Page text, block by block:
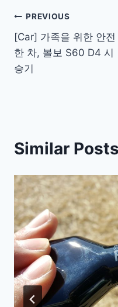
Post
navigation
PREVIOUS
[Car] 가족을 위한 안전
한 차, 볼보 S60 D4 시
승기
Similar Posts